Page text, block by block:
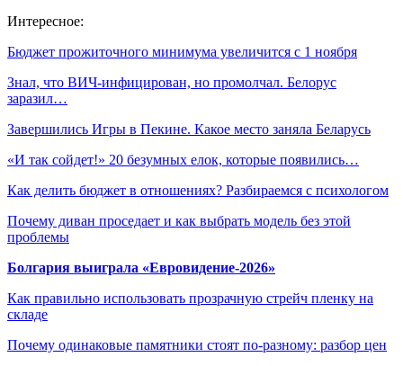
Интересное:
Бюджет прожиточного минимума увеличится с 1 ноября
Знал, что ВИЧ-инфицирован, но промолчал. Белорус
заразил…
Завершились Игры в Пекине. Какое место заняла Беларусь
«И так сойдет!» 20 безумных елок, которые появились…
Как делить бюджет в отношениях? Разбираемся с психологом
Почему диван проседает и как выбрать модель без этой
проблемы
Болгария выиграла «Евровидение-2026»
Как правильно использовать прозрачную стрейч пленку на
складе
Почему одинаковые памятники стоят по-разному: разбор цен